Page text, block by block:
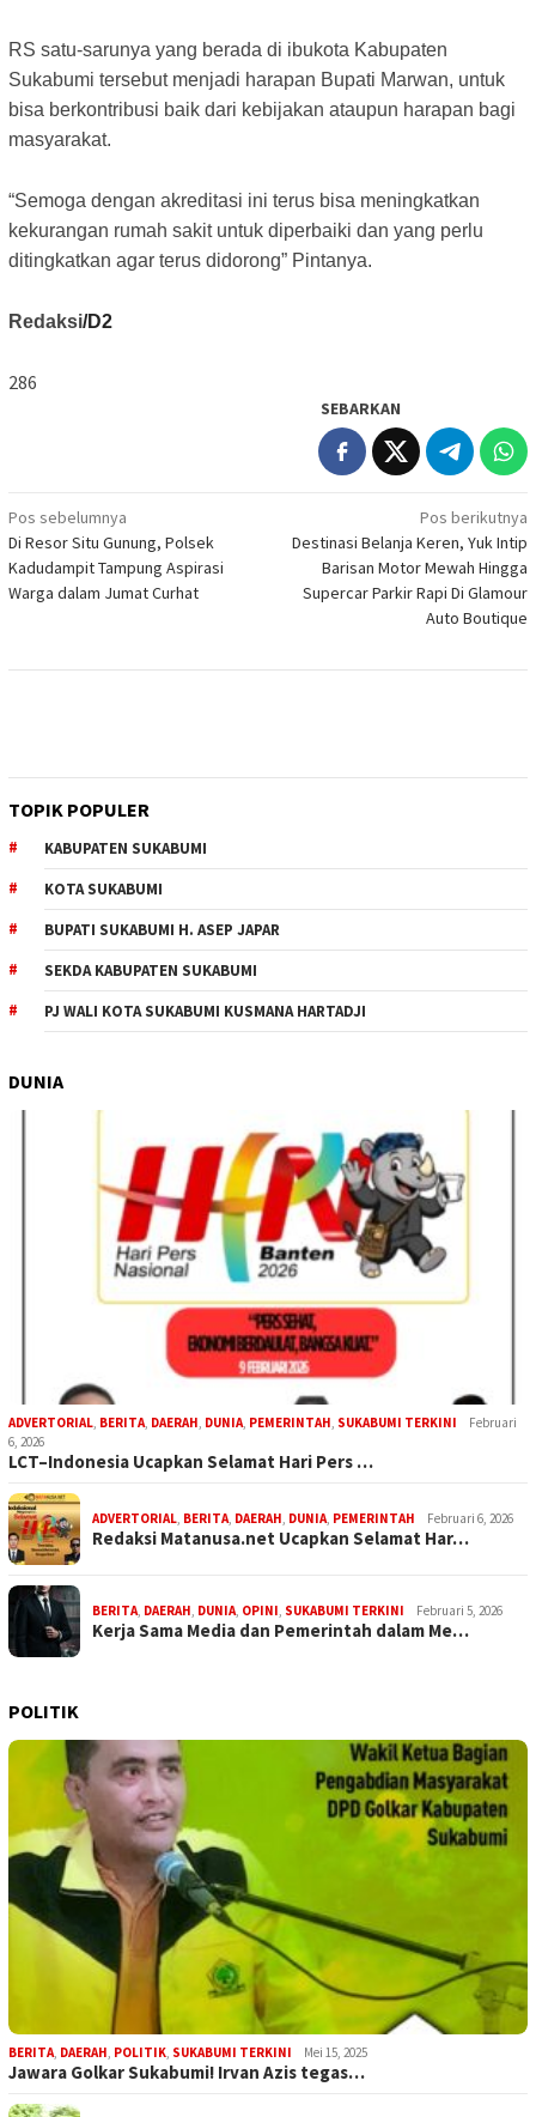
RS satu-sarunya yang berada di ibukota Kabupaten
Sukabumi tersebut menjadi harapan Bupati Marwan, untuk
bisa berkontribusi baik dari kebijakan ataupun harapan bagi
masyarakat.
“Semoga dengan akreditasi ini terus bisa meningkatkan
kekurangan rumah sakit untuk diperbaiki dan yang perlu
ditingkatkan agar terus didorong” Pintanya.
Redaksi/D2
286
SEBARKAN
Navigasi
pos
Pos sebelumnya
Di Resor Situ Gunung, Polsek
Kadudampit Tampung Aspirasi
Warga dalam Jumat Curhat
Pos berikutnya
Destinasi Belanja Keren, Yuk Intip
Barisan Motor Mewah Hingga
Supercar Parkir Rapi Di Glamour
Auto Boutique
TOPIK POPULER
KABUPATEN SUKABUMI
KOTA SUKABUMI
BUPATI SUKABUMI H. ASEP JAPAR
SEKDA KABUPATEN SUKABUMI
PJ WALI KOTA SUKABUMI KUSMANA HARTADJI
DUNIA
ADVERTORIAL BERITA DAERAH DUNIA PEMERINTAH SUKABUMI TERKINI
Februari
6, 2026
LCT–Indonesia Ucapkan Selamat Hari Pers …
ADVERTORIAL BERITA DAERAH DUNIA PEMERINTAH Februari 6, 2026
Redaksi Matanusa.net Ucapkan Selamat Har…
BERITA DAERAH DUNIA OPINI SUKABUMI TERKINI Februari 5, 2026
Kerja Sama Media dan Pemerintah dalam Me…
POLITIK
BERITA DAERAH POLITIK SUKABUMI TERKINI Mei 15, 2025
Jawara Golkar Sukabumi! Irvan Azis tegas…